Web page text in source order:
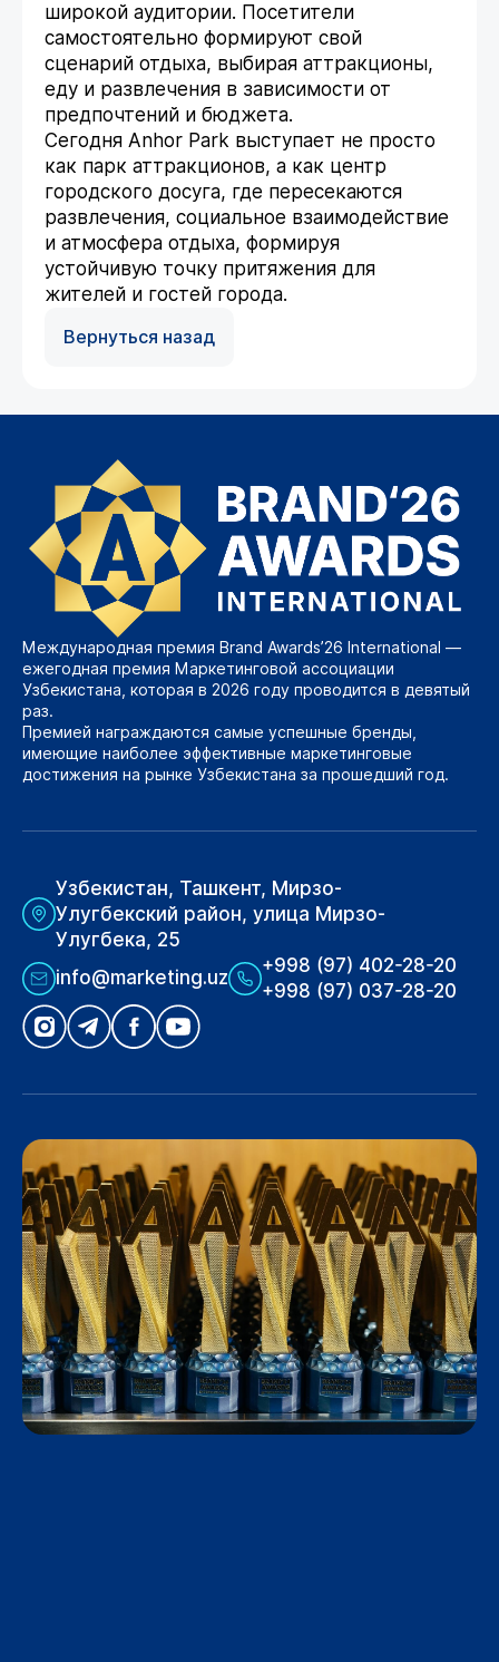
широкой аудитории. Посетители
самостоятельно формируют свой
сценарий отдыха, выбирая аттракционы,
еду и развлечения в зависимости от
предпочтений и бюджета.
Сегодня Anhor Park выступает не просто
как парк аттракционов, а как центр
городского досуга, где пересекаются
развлечения, социальное взаимодействие
и атмосфера отдыха, формируя
устойчивую точку притяжения для
жителей и гостей города.
Вернуться назад
Международная премия Brand Awards’26 International —
ежегодная премия Маркетинговой ассоциации
Узбекистана, которая в 2026 году проводится в девятый
раз.
Премией награждаются самые успешные бренды,
имеющие наиболее эффективные маркетинговые
достижения на рынке Узбекистана за прошедший год.
Узбекистан, Ташкент, Мирзо-
Улугбекский район, улица Мирзо-
Улугбека, 25
info@marketing.uz
+998 (97) 402-28-20
+998 (97) 037-28-20